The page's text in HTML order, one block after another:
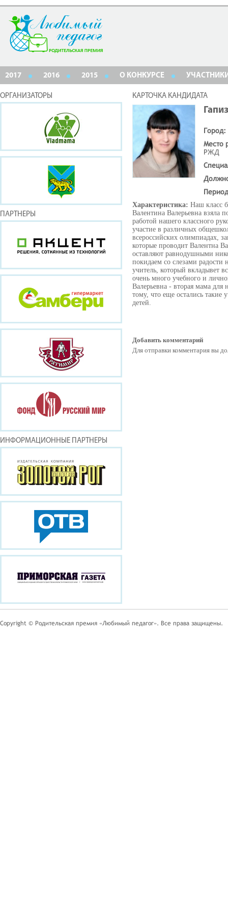
2017 2016 2015 О КОНКУРСЕ
ОРГАНИЗАТОРЫ
ПАРТНЕРЫ
ИНФОРМАЦИОННЫЕ ПАРТНЕРЫ
КАРТОЧКА КАНДИДАТА
Город:
Место
РЖД
Характеристика: Наш класс
Валентина Валерьевна взяла
работой нашего классного
участие в различных
всероссийских олимпиадах,
которые проводит Валентна
оставляют равнодушными
покидаем со слезами радости
учитель, который вкладывет
очень много учебного и
Валерьевна - вторая мама
тому, что еще остались такие
детей.
Добавить комментарий
Для отправки комментария вы
Copyright © Родительская премия «Любимый педагог». Все права защищены.